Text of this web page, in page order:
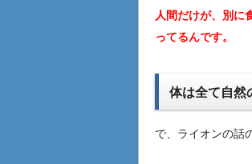
人間だけが、別に
ってるんです。
体は全て自然
で、ライオンの話